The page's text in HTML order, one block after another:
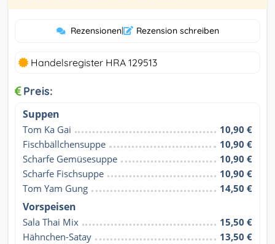
Rezensionen| Rezension schreiben
Handelsregister HRA 129513
Preis:
Suppen
Tom Ka Gai
10,90 €
Fischbällchensuppe
10,90 €
Scharfe Gemüsesuppe
10,90 €
Scharfe Fischsuppe
10,90 €
Tom Yam Gung
14,50 €
Vorspeisen
Sala Thai Mix
15,50 €
Hähnchen-Satay
13,50 €